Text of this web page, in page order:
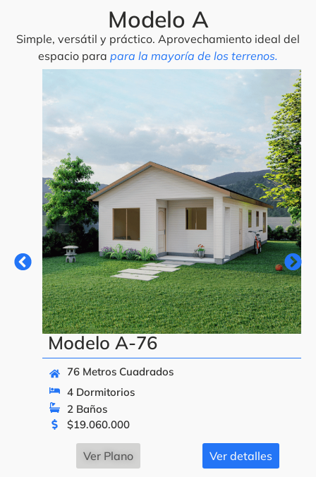
Modelo A
Simple, versátil y práctico. Aprovechamiento ideal del
espacio para para la mayoría de los terrenos.
Modelo A-76
76 Metros Cuadrados
4 Dormitorios
2 Baños
$19.060.000
Ver Plano Ver detalles